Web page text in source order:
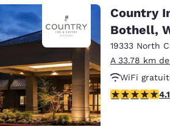
Europa
Deutschland
Deutsch
Spain
English
Country
Bothell,
19333 North
A 33.78 km
WiFi
Se
calificación 4.1